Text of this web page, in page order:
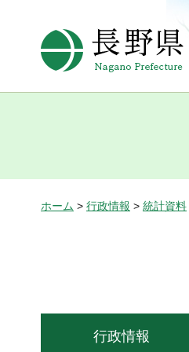
ホーム > 行政情報 > 統計資料
行政情報